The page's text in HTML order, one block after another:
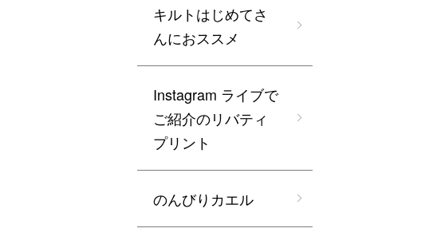
キルトはじめてさ
んにおススメ
Instagram ライブで
ご紹介のリバティ
プリント
のんびりカエル